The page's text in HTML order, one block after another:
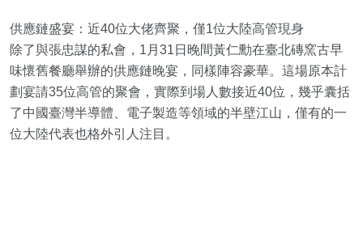
供應鏈盛宴：近40位大佬齊聚，僅1位大陸高管現身
除了與張忠謀的私會，1月31日晚間黃仁勳在臺北磚窯古早
味懷舊餐廳舉辦的供應鏈晚宴，同樣陣容豪華。這場原本計
劃宴請35位高管的聚會，實際到場人數接近40位，幾乎囊括
了中國臺灣半導體、電子製造等領域的半壁江山，僅有的一
位大陸代表也格外引人注目。